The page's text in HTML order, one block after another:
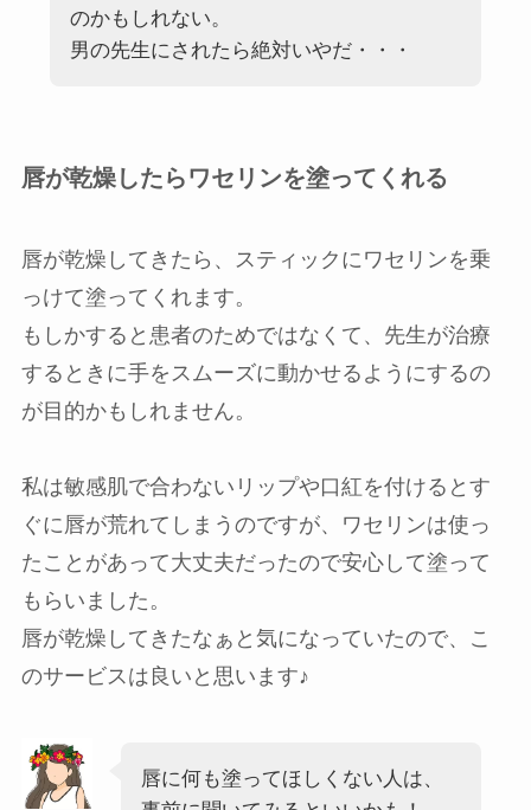
のかもしれない。
男の先生にされたら絶対いやだ・・・
唇が乾燥したらワセリンを塗ってくれる
唇が乾燥してきたら、スティックにワセリンを乗
っけて塗ってくれます。
もしかすると患者のためではなくて、先生が治療
するときに手をスムーズに動かせるようにするの
が目的かもしれません。
私は敏感肌で合わないリップや口紅を付けるとす
ぐに唇が荒れてしまうのですが、ワセリンは使っ
たことがあって大丈夫だったので安心して塗って
もらいました。
唇が乾燥してきたなぁと気になっていたので、こ
のサービスは良いと思います♪
唇に何も塗ってほしくない人は、